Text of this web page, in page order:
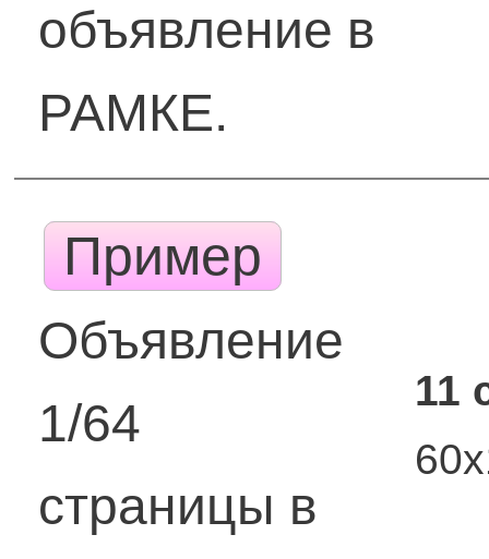
объявление в
РАМКЕ.
Пример
Объявление
1/64
страницы в
11